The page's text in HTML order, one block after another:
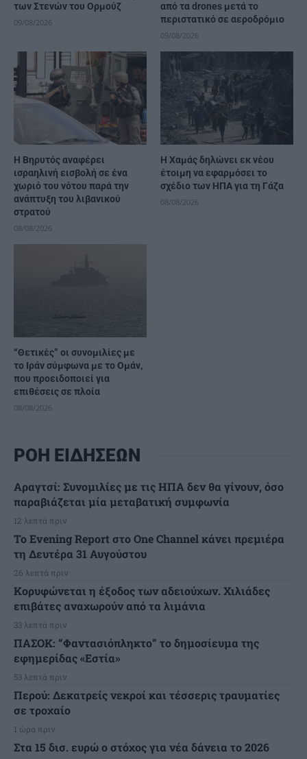
των Στενών του Ορμούζ
09/08/2026
από τα drones μετά το
περιστατικό σε αεροδρόμιο
09/08/2026
Η Βηρυτός αναφέρει
ισραηλινή εισβολή σε ένα
χωριό του νότου παρά την
ανάπτυξη του λιβανικού
στρατού
08/08/2026
Η Χαμάς δηλώνει εκ νέου
έτοιμη να εφαρμόσει το
σχέδιο των ΗΠΑ για τη Γάζα
08/08/2026
“Θετικές” οι συνομιλίες με
το Ιράν σύμφωνα με το Ομάν,
που προειδοποιεί για
επιθέσεις σε πλοία
08/08/2026
ΡΟΗ ΕΙΔΗΣΕΩΝ
Αραγτσί: Συνομιλίες με τις ΗΠΑ δεν θα γίνουν, όσο
παραβιάζεται μία μεταβατική συμφωνία
12 λεπτά πριν
Το Evening Report στο One Channel κάνει πρεμιέρα
τη Δευτέρα 31 Αυγούστου
26 λεπτά πριν
Κορυφώνεται η έξοδος των αδειούχων. Χιλιάδες
επιβάτες αναχωρούν από τα λιμάνια
33 λεπτά πριν
ΠΑΣΟΚ: “Φαντασιόπληκτο” το δημοσίευμα της
εφημερίδας «Εστία»
53 λεπτά πριν
Περού: Δεκατρείς νεκροί και τέσσερις τραυματίες
σε τροχαίο
1 ώρα πριν
Στα 15 δισ. ευρώ ο στόχος για νέα δάνεια το 2026